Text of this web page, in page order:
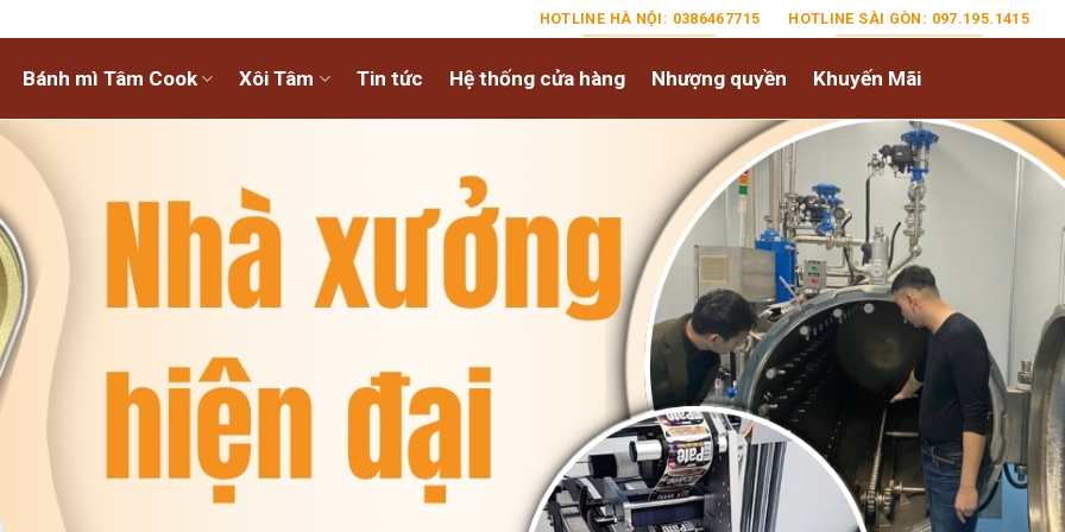
HOTLINE HÀ NỘI: 0386467715 HOTLINE SÀI GÒN: 097.195.1415
Bánh mì Tâm Cook Xôi Tâm Tin tức Hệ thống cửa hàng Nhượng quyền Khuyến Mãi